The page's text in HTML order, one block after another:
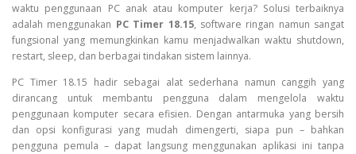
waktu penggunaan PC anak atau komputer kerja? Solusi terbaiknya
adalah menggunakan PC Timer 18.15, software ringan namun sangat
fungsional yang memungkinkan kamu menjadwalkan waktu shutdown,
restart, sleep, dan berbagai tindakan sistem lainnya.
PC Timer 18.15 hadir sebagai alat sederhana namun canggih yang
dirancang untuk membantu pengguna dalam mengelola waktu
penggunaan komputer secara efisien. Dengan antarmuka yang bersih
dan opsi konfigurasi yang mudah dimengerti, siapa pun – bahkan
pengguna pemula – dapat langsung menggunakan aplikasi ini tanpa